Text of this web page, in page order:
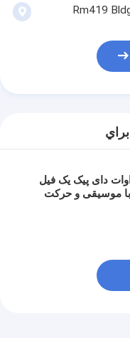
Rm419
دای پیک یک فیل
با موسیقی و حرکت